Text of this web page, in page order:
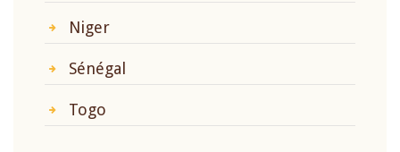
Niger
Sénégal
Togo